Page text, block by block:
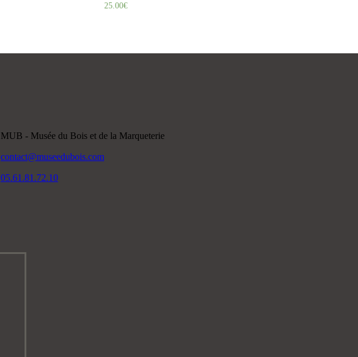
25.00€
MUB - Musée du Bois et de la Marqueterie
contact@museedubois.com
05.61.81.72.10